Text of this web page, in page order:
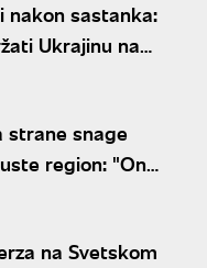
nakon sastanka:
Ukrajinu na
želimo veću
strane snage
region: "One
na Svetskom